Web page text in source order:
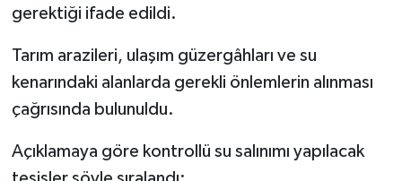
gerektiği ifade edildi.
Tarım arazileri, ulaşım güzergâhları ve su
kenarındaki alanlarda gerekli önlemlerin alınması
çağrısında bulunuldu.
Açıklamaya göre kontrollü su salınımı yapılacak